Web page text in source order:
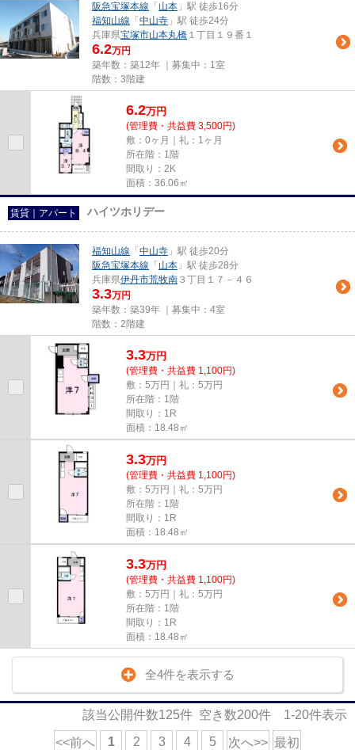
阪急宝塚本線 「 山本 」駅 徒歩16分
福知山線 「 中山寺 」駅 徒歩24分
兵庫県宝塚市山本丸橋 １丁目１９番１
6.2万円
築年数：築12年 ｜募集中： 1室
階数：3階建
6.2万円
(管理費・共益費 3,500円)
敷：0ヶ月｜礼：1ヶ月
所在階：1階
間取り：2K
面積：36.06㎡
賃貸｜アパート ハイツホリデー
福知山線 「 中山寺 」駅 徒歩20分
阪急宝塚本線 「 山本 」駅 徒歩28分
兵庫県伊丹市荒牧南 ３丁目１７－４６
3.3万円
築年数：築39年 ｜募集中： 4室
階数：2階建
3.3万円
(管理費・共益費 1,100円)
敷：5万円｜礼：5万円
所在階：1階
間取り：1R
面積：18.48㎡
3.3万円
(管理費・共益費 1,100円)
敷：5万円｜礼：5万円
所在階：1階
間取り：1R
面積：18.48㎡
3.3万円
(管理費・共益費 1,100円)
敷：5万円｜礼：5万円
所在階：1階
間取り：1R
面積：18.48㎡
全4件を表示する
該当公開件数125件 空き数200件 1-20件表示
<<前へ 1 2 3 4 5 次へ>> 最初